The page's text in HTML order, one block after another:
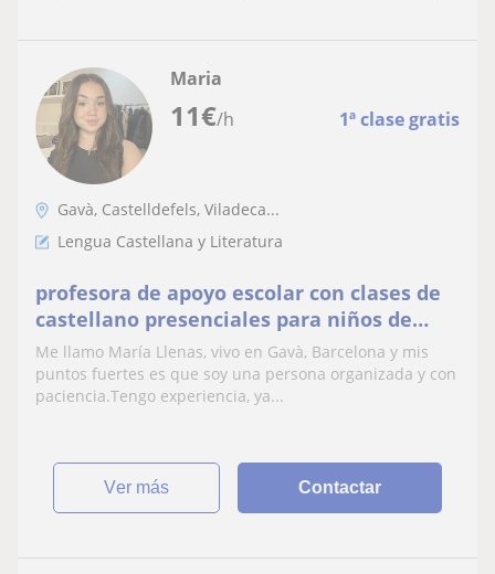
11€/h 1ª clase gratis
Maria
Gavà, Castelldefels, Viladeca...
Lengua Castellana y Literatura
profesora de apoyo escolar con clases de
castellano presenciales para niños de
primaria y de la ESO
Me llamo María Llenas, vivo en Gavà, Barcelona y mis
puntos fuertes es que soy una persona organizada y con
paciencia.Tengo experiencia, ya...
ver más Contactar